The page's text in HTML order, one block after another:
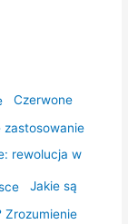
Czerwone
rewolucja w
Jakie są
Zrozumienie